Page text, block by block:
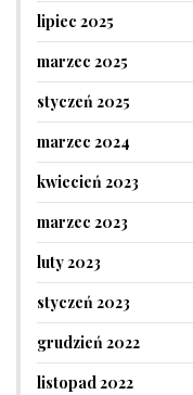
lipiec 2025
marzec 2025
styczeń 2025
marzec 2024
kwiecień 2023
marzec 2023
luty 2023
styczeń 2023
grudzień 2022
listopad 2022